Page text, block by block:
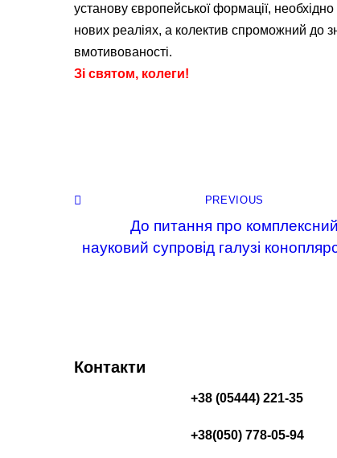
установу європейської формації,
нових реаліях, а колектив спроможний до
вмотивованості.
Зі святом, колеги!
PREVIOUS
До питання про комплексний
науковий супровід галузі
Контакти
+38 (05444) 221-35
+38(050) 778-05-94